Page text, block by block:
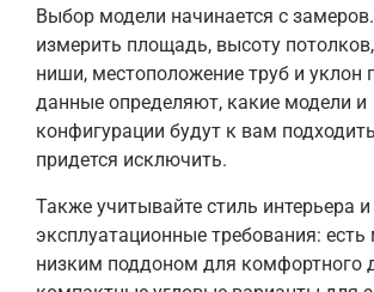
Выбор модели начинается с
измерить площадь, высоту
ниши, местоположение труб и уклон
данные определяют, какие модели и
конфигурации будут к вам
придется исключить.
Также учитывайте стиль интерьера и
эксплуатационные требования: есть
низким поддоном для комфортного